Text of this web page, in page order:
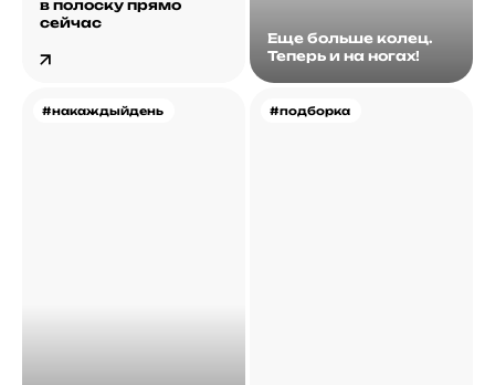
в полоску прямо
сейчас
Еще больше колец.
Теперь и на ногах!
#накаждыйдень #подборка